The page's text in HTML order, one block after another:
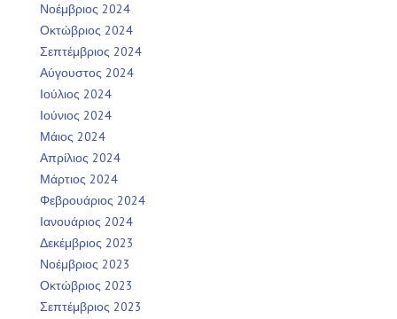
Νοέμβριος 2024
Οκτώβριος 2024
Σεπτέμβριος 2024
Αύγουστος 2024
Ιούλιος 2024
Ιούνιος 2024
Μάιος 2024
Απρίλιος 2024
Μάρτιος 2024
Φεβρουάριος 2024
Ιανουάριος 2024
Δεκέμβριος 2023
Νοέμβριος 2023
Οκτώβριος 2023
Σεπτέμβριος 2023